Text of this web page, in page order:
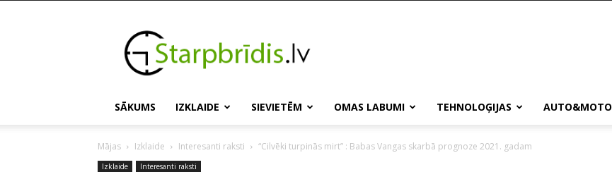
Starpbridis.lv
SĀKUMS IZKLAIDE SIEVIETĒM OMAS LABUMI TEHNOLOĢIJAS AUTO&MOTO
Mājas Izklaide Interesanti raksti “Cilvēki turpinās mirt” : Babas Vangas skarbā prognoze 2021. gadam
Izklaide Interesanti raksti